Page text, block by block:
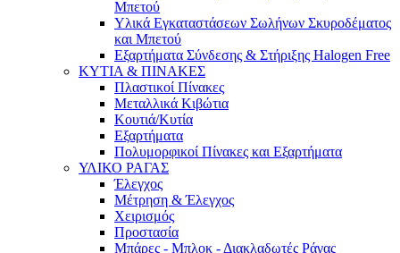
Μπετού
Υλικά Εγκαταστάσεων Σωλήνων Σκυροδέματος
και Μπετού
Εξαρτήματα Σύνδεσης & Στήριξης Halogen Free
ΚΥΤΙΑ & ΠΙΝΑΚΕΣ
Πλαστικοί Πίνακες
Μεταλλικά Κιβώτια
Κουτιά/Κυτία
Εξαρτήματα
Πολυμορφικοί Πίνακες και Εξαρτήματα
ΥΛΙΚΟ ΡΑΓΑΣ
Έλεγχος
Μέτρηση & Έλεγχος
Χειρισμός
Προστασία
Μπάρες - Μπλοκ - Διακλαδωτές Ράγας